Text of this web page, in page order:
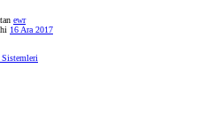
ewr
16 Ara 2017